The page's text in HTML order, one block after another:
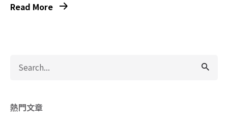
Read More
for
熱門文章